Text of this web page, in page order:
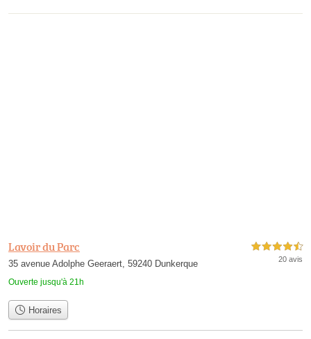
Lavoir du Parc
35 avenue Adolphe Geeraert, 59240 Dunkerque
Ouverte jusqu'à 21h
4,5 étoiles sur 5
20 avis
Horaires